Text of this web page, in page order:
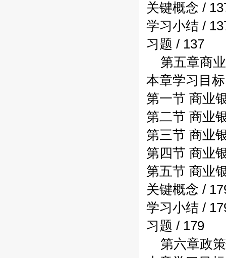
关键概念 /
学习小结 /
习题 / 137
第五章商
本章学习目
第一节 商业
第二节 商业
第三节 商业
第四节 商业
第五节 商业
关键概念 /
学习小结 /
习题 / 179
第六章政